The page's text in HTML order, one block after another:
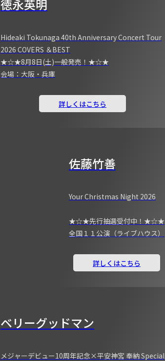
徳永英明
Hideaki Tokunaga 40th Anniversary Concert Tour
2026 COVERS ＆BEST
★☆★8月8日(土)一般発売！★☆★
会場：大阪・兵庫
詳しくはこちら
佐藤竹善
Your Christmas Night 2026
★☆★先行抽選受付中！★☆★
全国１１公演（ライブハウス）
詳しくはこちら
ベリーグッドマン
メジャーデビュー10周年記念×平安神宮 奉納 Special